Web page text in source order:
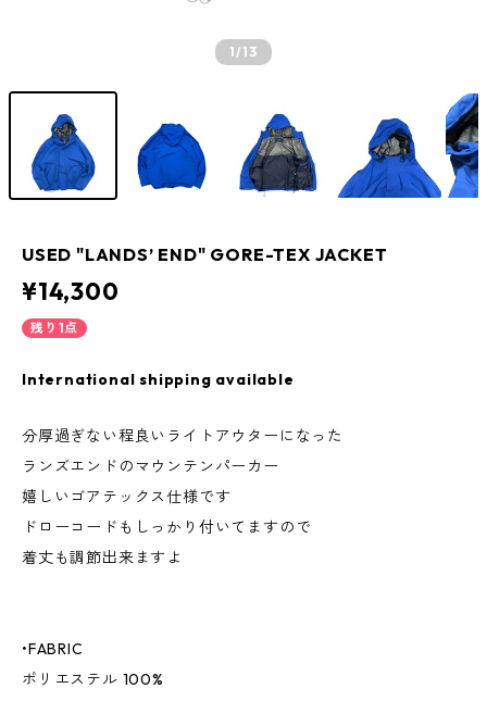
1/13
USED "LANDS’ END" GORE-TEX JACKET
¥14,300
残り1点
International shipping available
分厚過ぎない程良いライトアウターになった
ランズエンドのマウンテンパーカー
嬉しいゴアテックス仕様です
ドローコードもしっかり付いてますので
着丈も調節出来ますよ
•FABRIC
ポリエステル 100%